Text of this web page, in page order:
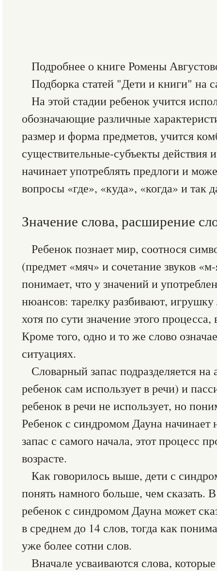
Подробнее о книге Ромены
Подборка статей "Дети и книги" на
На этой стадии ребенок учится
обозначающие различные
размер и форма предметов, учится
существительные-субъекты действия
начинает употреблять предлоги и
вопросы «где», «куда», «когда» и так
Значение слова, расширение
Ребенок познает мир, соотнося
(предмет «мяч» и сочетание звуков
понимает, что у значений и
нюансов: тарелку разбивают,
хотя по сути значение этого
Кроме того, одно и то же слово
ситуациях.
Словарный запас подразделяется на
ребенок сам использует в речи) и
ребенок в речи не использует, но
Ребенок с синдромом Дауна начинает
запас с самого начала, этот процесс
возрасте.
Как говорилось выше, дети с
понять намного больше, чем сказать.
ребенок с синдромом Дауна может
в среднем до 14 слов, тогда как
уже более сотни слов.
Вначале усваиваются слова,